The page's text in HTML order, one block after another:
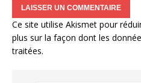
Ce site utilise Akismet pour
plus sur la façon dont les
traitées.